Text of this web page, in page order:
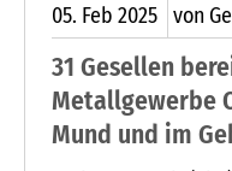
05. Feb 2025 von
31 Gesellen
Metallgewerbe
Mund und im